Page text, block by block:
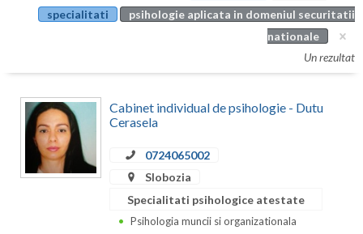
Braila
Bucuresti
Buzau
Calarasi
Caras-Severin
specialitati
psihologie aplicata in domeniul securitatii
nationale
Un rezultat
Cabinet individual de psihologie - Dutu
Cerasela
0724065002
Slobozia
Specialitati psihologice atestate
Psihologia muncii si organizationala